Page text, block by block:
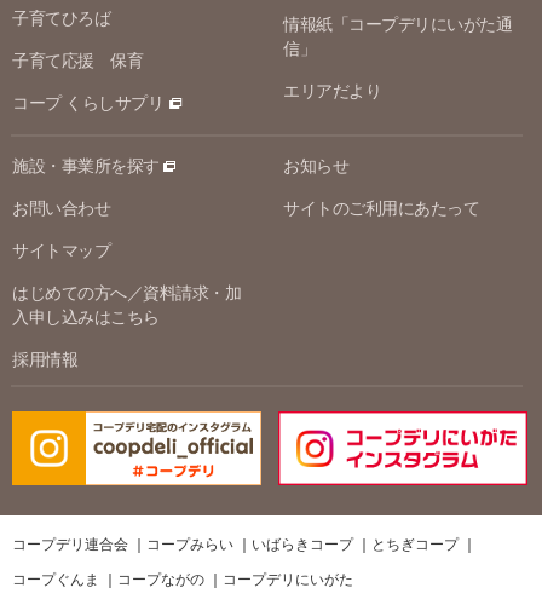
子育てひろば
子育て応援 保育
コープ くらしサプリ
情報紙「コープデリにいがた通
信」
エリアだより
施設・事業所を探す
お問い合わせ
サイトマップ
はじめての方へ／資料請求・加
入申し込みはこちら
採用情報
お知らせ
サイトのご利用にあたって
コープデリ連合会 コープみらい いばらきコープ とちぎコープ
コープぐんま コープながの コープデリにいがた